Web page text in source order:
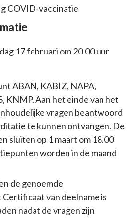
COVID-vaccinatie
17 februari om 20.00 uur
ABAN, KABIZ, NAPA,
KNMP. Aan het einde van het
vragen beantwoord
te kunnen ontvangen. De
sluiten op 1 maart om 18.00
worden in de maand
de genoemde
van deelname is
nadat de vragen zijn